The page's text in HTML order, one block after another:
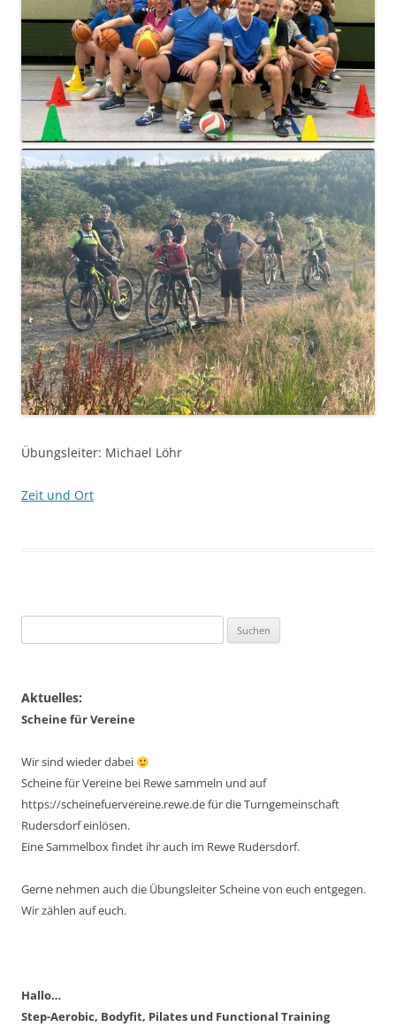
Übungsleiter: Michael Löhr
Zeit und Ort
nach:
Aktuelles:
Scheine für Vereine
Wir sind wieder dabei
Scheine für Vereine bei Rewe sammeln und auf
https://scheinefuervereine.rewe.de für die Turngemeinschaft
Rudersdorf einlösen.
Eine Sammelbox findet ihr auch im Rewe Rudersdorf.
Gerne nehmen auch die Übungsleiter Scheine von euch entgegen.
Wir zählen auf euch.
Hallo…
Step-Aerobic, Bodyfit, Pilates und Functional Training